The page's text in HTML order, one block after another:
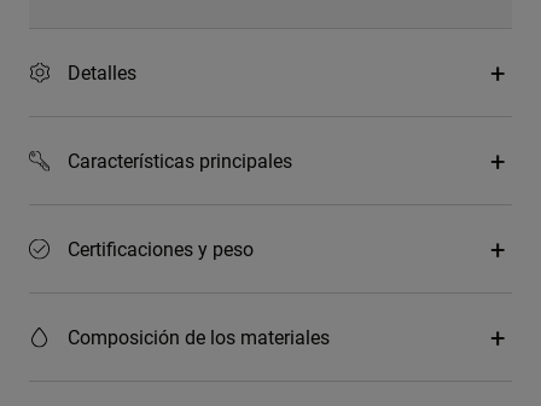
Detalles
Características principales
Certificaciones y peso
Composición de los materiales